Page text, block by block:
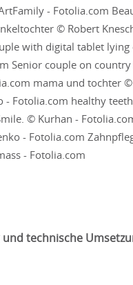
- Fotolia.com
© Robert
with digital tablet
Senior couple on
mama und tochter
Fotolia.com healthy
© Kurhan -
- Fotolia.com
- Fotolia.com
technische